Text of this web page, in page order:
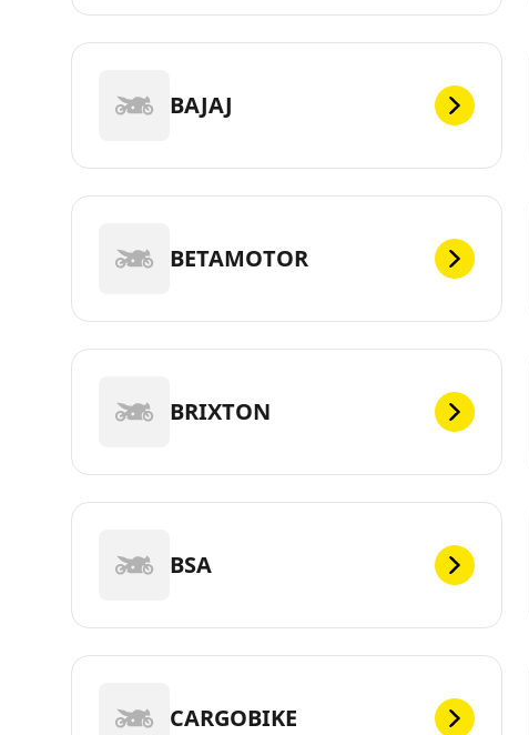
BAJAJ
BETAMOTOR
BRIXTON
BSA
CARGOBIKE